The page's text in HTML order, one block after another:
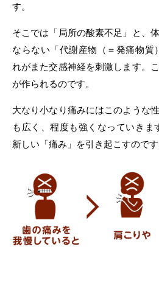
す。
そこでは「局所の酸素不足」と、
ならない「代謝産物（＝発痛物質
れがまた交感神経を刺激します。
が作られるのです。
大なり小なり痛みにはこのような
も広く、程度も強くなっていきま
新しい「痛み」を引き起こすのです